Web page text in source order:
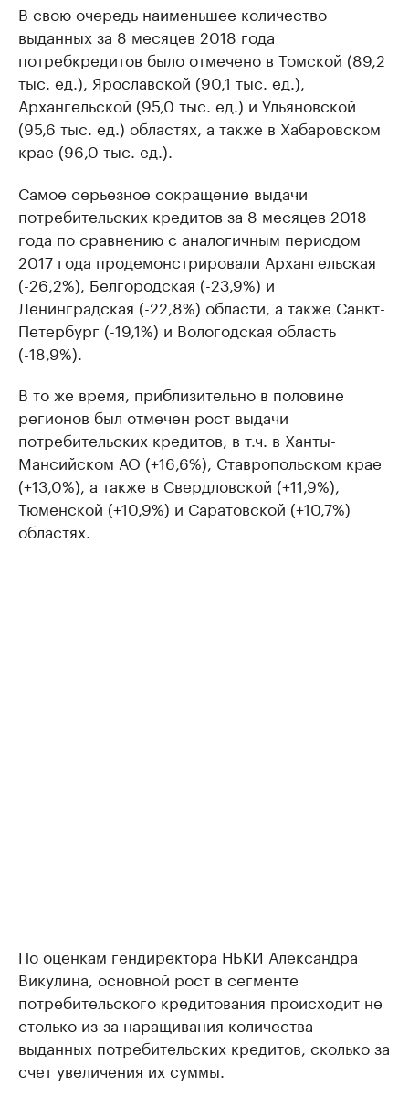
В свою очередь наименьшее количество
выданных за 8 месяцев 2018 года
потребкредитов было отмечено в Томской (89,2
тыс. ед.), Ярославской (90,1 тыс. ед.),
Архангельской (95,0 тыс. ед.) и Ульяновской
(95,6 тыс. ед.) областях, а также в Хабаровском
крае (96,0 тыс. ед.).
Самое серьезное сокращение выдачи
потребительских кредитов за 8 месяцев 2018
года по сравнению с аналогичным периодом
2017 года продемонстрировали Архангельская
(-26,2%), Белгородская (-23,9%) и
Ленинградская (-22,8%) области, а также Санкт-
Петербург (-19,1%) и Вологодская область
(-18,9%).
В то же время, приблизительно в половине
регионов был отмечен рост выдачи
потребительских кредитов, в т.ч. в Ханты-
Мансийском АО (+16,6%), Ставропольском крае
(+13,0%), а также в Свердловской (+11,9%),
Тюменской (+10,9%) и Саратовской (+10,7%)
областях.
По оценкам гендиректора НБКИ Александра
Викулина, основной рост в сегменте
потребительского кредитования происходит не
столько из-за наращивания количества
выданных потребительских кредитов, сколько за
счет увеличения их суммы.